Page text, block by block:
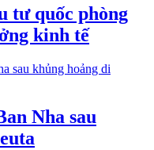
tư quốc phòng
kinh tế
Nha sau